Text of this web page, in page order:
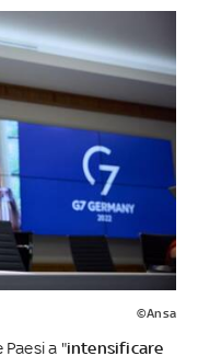
©Ansa
a "intensificare